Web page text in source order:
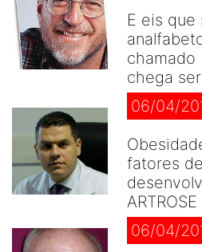
E eis que
chamado
chega
06/04/
fatores
ARTROSE
06/04/